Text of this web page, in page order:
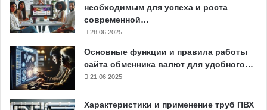
необходимым для успеха и роста
современной…
28.06.2025
Основные функции и правила работы
сайта обменника валют для удобного…
21.06.2025
Характеристики и применение труб ПВХ